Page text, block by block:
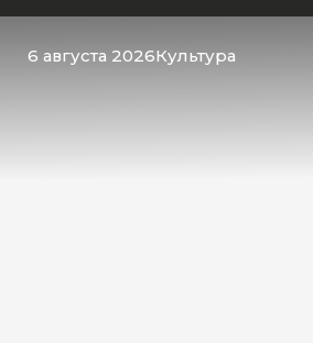
6 августа 2026Культура